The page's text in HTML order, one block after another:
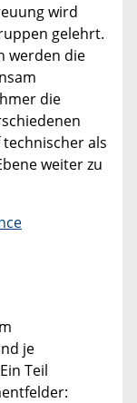
wird
gelehrt.
werden die
die
als
weiter zu
je
Teil